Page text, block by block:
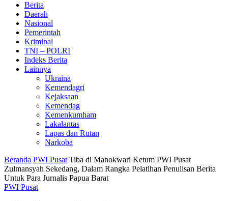
Berita
Daerah
Nasional
Pemerintah
Kriminal
TNI – POLRI
Indeks Berita
Lainnya
Ukraina
Kemendagri
Kejaksaan
Kemendag
Kemenkumham
Lakalantas
Lapas dan Rutan
Narkoba
Beranda PWI Pusat Tiba di Manokwari Ketum PWI Pusat
Zulmansyah Sekedang, Dalam Rangka Pelatihan Penulisan Berita
Untuk Para Jurnalis Papua Barat
PWI Pusat